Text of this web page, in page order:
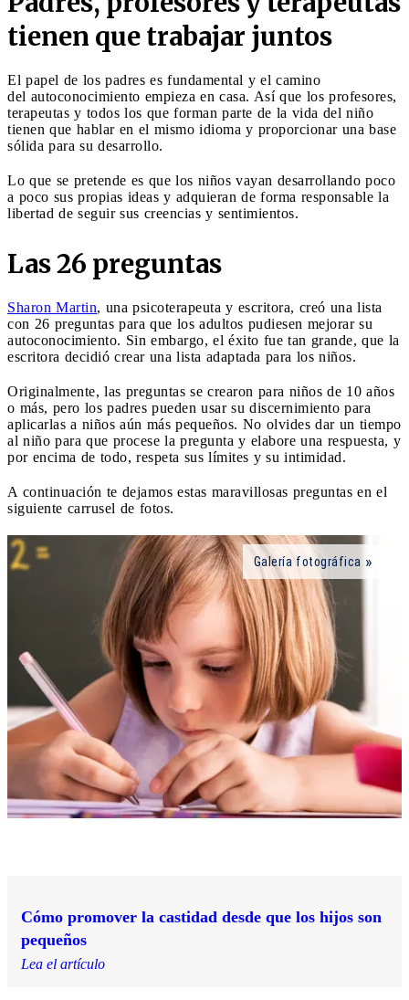
tienen que trabajar juntos
El papel de los padres es fundamental y el camino
del autoconocimiento empieza en casa. Así que los profesores,
terapeutas y todos los que forman parte de la vida del niño
tienen que hablar en el mismo idioma y proporcionar una base
sólida para su desarrollo.
Lo que se pretende es que los niños vayan desarrollando poco
a poco sus propias ideas y adquieran de forma responsable la
libertad de seguir sus creencias y sentimientos.
Las 26 preguntas
Sharon Martin, una psicoterapeuta y escritora, creó una lista
con 26 preguntas para que los adultos pudiesen mejorar su
autoconocimiento. Sin embargo, el éxito fue tan grande, que la
escritora decidió crear una lista adaptada para los niños.
Originalmente, las preguntas se crearon para niños de 10 años
o más, pero los padres pueden usar su discernimiento para
aplicarlas a niños aún más pequeños. No olvides dar un tiempo
al niño para que procese la pregunta y elabore una respuesta, y
por encima de todo, respeta sus límites y su intimidad.
A continuación te dejamos estas maravillosas preguntas en el
siguiente carrusel de fotos.
Galería fotográfica
Cómo promover la castidad desde que los hijos son
pequeños
Lea el artículo